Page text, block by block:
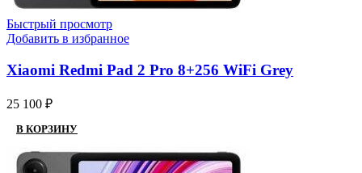
Быстрый просмотр
Добавить в избранное
Xiaomi Redmi Pad 2 Pro 8+256 WiFi Grey
25 100 ₽
В КОРЗИНУ